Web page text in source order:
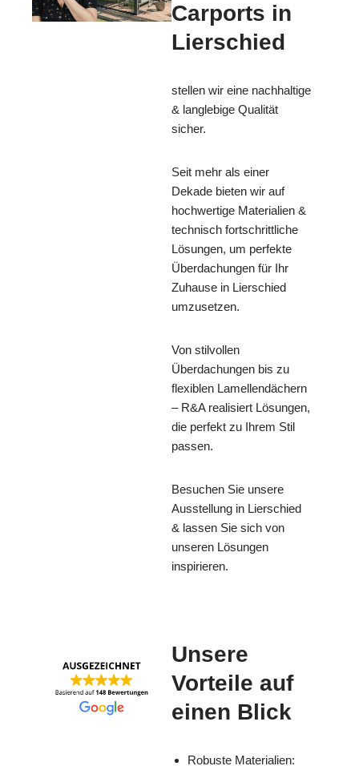
Carports in
Lierschied
stellen wir eine nachhaltige
& langlebige Qualität
sicher.
Seit mehr als einer
Dekade bieten wir auf
hochwertige Materialien &
technisch fortschrittliche
Lösungen, um perfekte
Überdachungen für Ihr
Zuhause in Lierschied
umzusetzen.
Von stilvollen
Überdachungen bis zu
flexiblen Lamellendächern
– R&A realisiert Lösungen,
die perfekt zu Ihrem Stil
passen.
Besuchen Sie unsere
Ausstellung in Lierschied
& lassen Sie sich von
unseren Lösungen
inspirieren.
Unsere
Vorteile auf
einen Blick
Robuste Materialien: